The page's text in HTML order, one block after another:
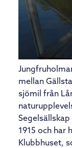
mellan
sjömil från
1915 och har
Klubbhuset,